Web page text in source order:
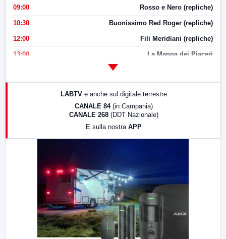
09:00 Rosso e Nero (repliche)
10:30 Buonissimo Red Roger (repliche)
12:00 Fili Meridiani (repliche)
13:00 La Mappa dei Piaceri
LABTV e anche sul digitale terrestre
CANALE 84 (in Campania)
CANALE 268 (DDT Nazionale)
E sulla nostra APP